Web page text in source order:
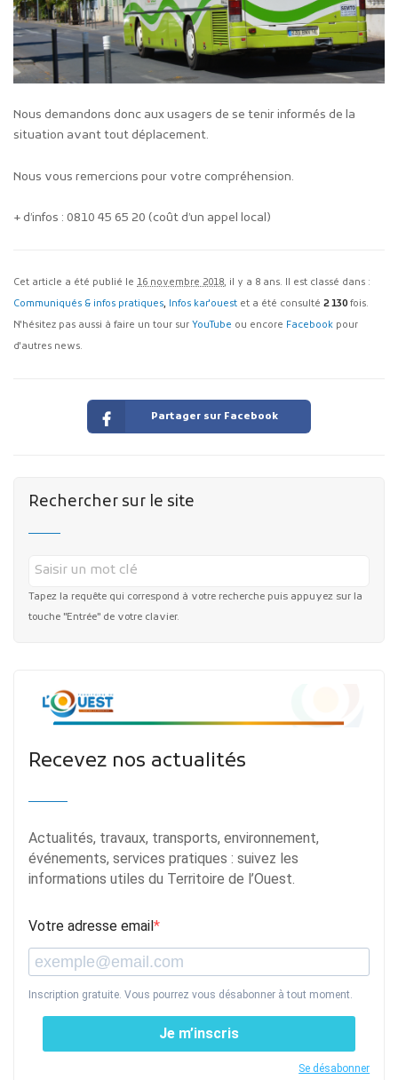
Nous demandons donc aux usagers de se tenir informés de la
situation avant tout déplacement.
Nous vous remercions pour votre compréhension.
+ d’infos : 0810 45 65 20 (coût d’un appel local)
Cet article a été publié le 16 novembre 2018, il y a 8 ans. Il est classé dans :
Communiqués & infos pratiques, Infos kar'ouest et a été consulté 2 130 fois.
N'hésitez pas aussi à faire un tour sur YouTube ou encore Facebook pour
d'autres news.
Partager sur Facebook
Rechercher sur le site
Tapez la requête qui correspond à votre recherche puis appuyez sur la
touche "Entrée" de votre clavier.
Recevez nos actualités
Actualités, travaux, transports, environnement,
événements, services pratiques : suivez les
informations utiles du Territoire de l’Ouest.
Votre adresse email
Inscription gratuite. Vous pourrez vous désabonner à tout moment.
Je m’inscris
Se désabonner